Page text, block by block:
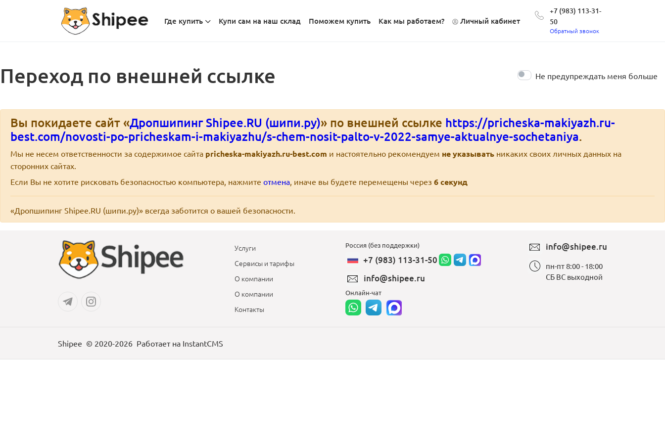
Где купить Купи сам на наш склад Поможем купить Как мы работаем? Личный кабинет
+7 (983) 113-31-
50
Обратный звонок
Переход по внешней ссылке Не предупреждать меня больше
Вы покидаете сайт «Дропшипинг Shipee.RU (шипи.ру)» по внешней ссылке https://pricheska-makiyazh.ru-
best.com/novosti-po-pricheskam-i-makiyazhu/s-chem-nosit-palto-v-2022-samye-aktualnye-sochetaniya.
Мы не несем ответственности за содержимое сайта pricheska-makiyazh.ru-best.com и настоятельно рекомендуем не указывать никаких своих личных данных на
сторонних сайтах.
Если Вы не хотите рисковать безопасностью компьютера, нажмите отмена, иначе вы будете перемещены через 6секунд
«Дропшипинг Shipee.RU (шипи.ру)» всегда заботится о вашей безопасности.
Услуги
Сервисы и тарифы
О компании
О компании
Контакты
Россия (без поддержки)
+7 (983) 113-31-50
info@shipee.ru
Онлайн-чат
info@shipee.ru
пн-пт 8:00 - 18:00
СБ ВС выходной
Shipee © 2020-2026 Работает на InstantCMS